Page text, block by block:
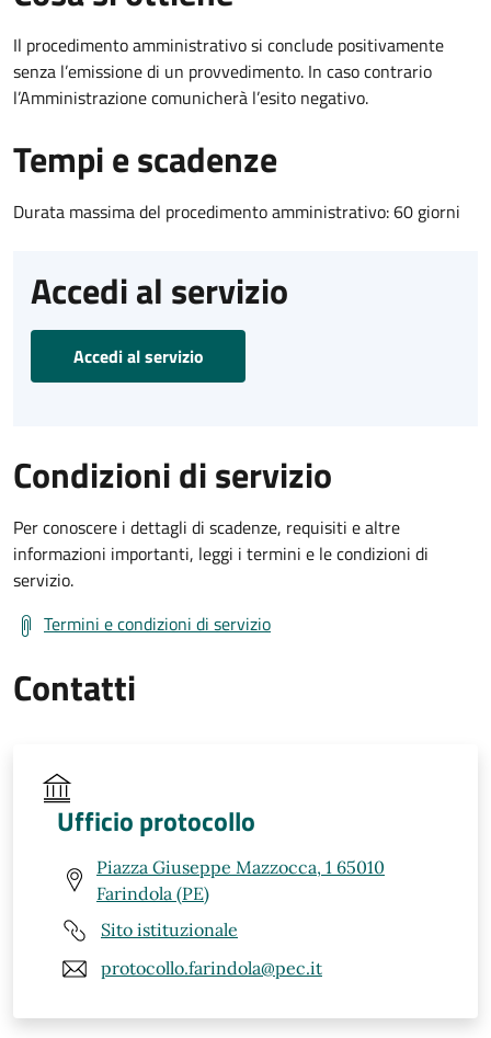
Il procedimento amministrativo si conclude positivamente
senza l’emissione di un provvedimento. In caso contrario
l’Amministrazione comunicherà l’esito negativo.
Tempi e scadenze
Durata massima del procedimento amministrativo: 60 giorni
Accedi al servizio
Accedi al servizio
Condizioni di servizio
Per conoscere i dettagli di scadenze, requisiti e altre
informazioni importanti, leggi i termini e le condizioni di
servizio.
Termini e condizioni di servizio
Contatti
Ufficio protocollo
Piazza Giuseppe Mazzocca, 1 65010
Farindola (PE)
Sito istituzionale
protocollo.farindola@pec.it